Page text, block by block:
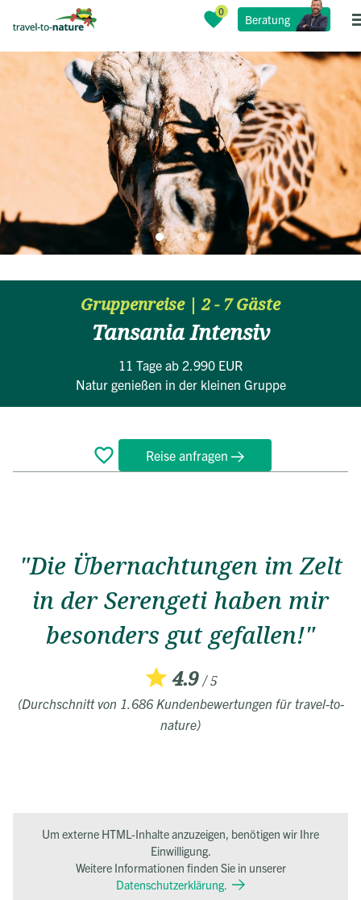
Beratung
Gruppenreise | 2 - 7 Gäste
Tansania Intensiv
11 Tage ab 2.990 EUR
Natur genießen in der kleinen Gruppe
Reise anfragen
ÜberblickReiseverlaufBewertungenTermineFAQ
"Die Übernachtungen im Zelt
in der Serengeti haben mir
besonders gut gefallen!"
4.9/ 5
(Durchschnitt von 1.686 Kundenbewertungen für travel-to-
nature)
Um externe HTML-Inhalte anzuzeigen, benötigen wir Ihre
Einwilligung.
Weitere Informationen finden Sie in unserer
Datenschutzerklärung.